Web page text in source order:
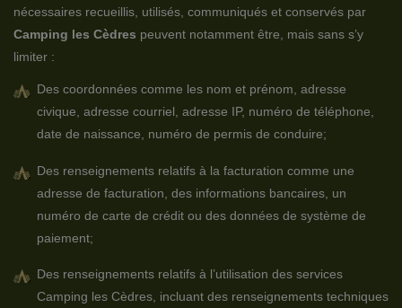
nécessaires recueillis, utilisés, communiqués et conservés par
Camping les Cèdres peuvent notamment être, mais sans s’y
limiter :
Des coordonnées comme les nom et prénom, adresse
civique, adresse courriel, adresse IP, numéro de téléphone,
date de naissance, numéro de permis de conduire;
Des renseignements relatifs à la facturation comme une
adresse de facturation, des informations bancaires, un
numéro de carte de crédit ou des données de système de
paiement;
Des renseignements relatifs à l’utilisation des services
Camping les Cèdres, incluant des renseignements techniques